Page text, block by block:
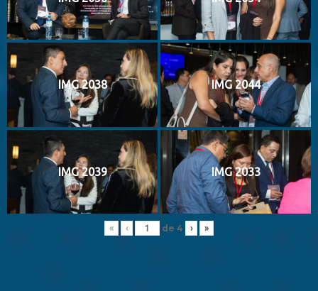
IMG 2038 IMG 2044
IMG 2039 IMG 2033
« ‹ de 4 › »